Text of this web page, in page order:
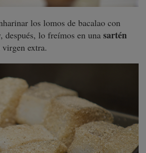
los lomos de bacalao con
después, lo freímos en una sartén
extra.